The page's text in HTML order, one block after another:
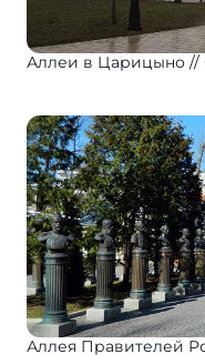
Аллеи в Царицыно
Аллея Правителей